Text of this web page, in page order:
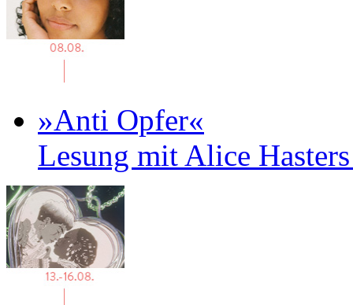
»Anti Opfer«
Lesung mit Alice